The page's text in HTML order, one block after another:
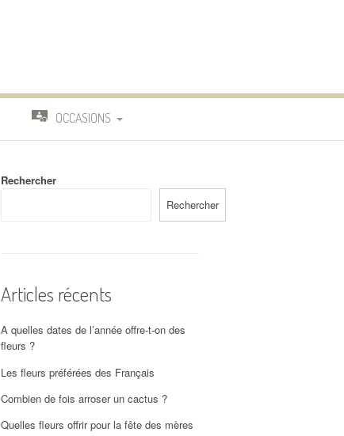
OCCASIONS
Rechercher
Rechercher
Articles récents
A quelles dates de l’année offre-t-on des
fleurs ?
Les fleurs préférées des Français
Combien de fois arroser un cactus ?
Quelles fleurs offrir pour la fête des mères